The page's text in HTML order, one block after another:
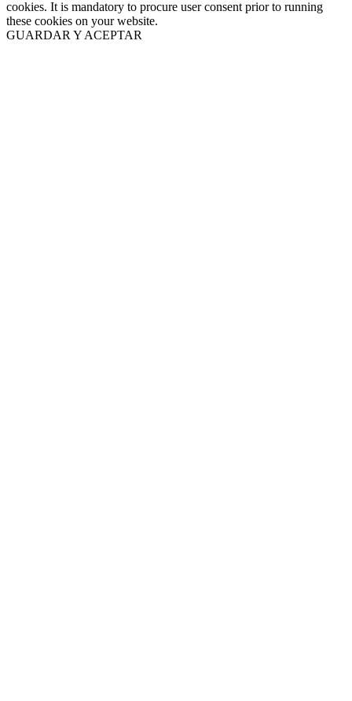
cookies. It is mandatory to procure user consent prior to running
these cookies on your website.
GUARDAR Y ACEPTAR